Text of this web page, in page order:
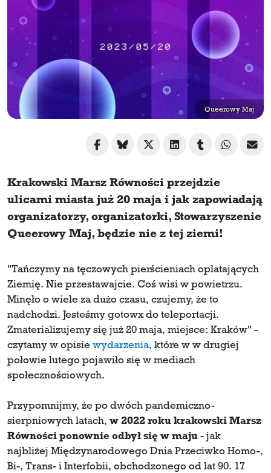
Queerowy Maj
Krakowski Marsz Równości przejdzie
ulicami miasta już 20 maja i jak zapowiadają
organizatorzy, organizatorki, Stowarzyszenie
Queerowy Maj, będzie nie z tej ziemi!
"Tańczymy na tęczowych pierścieniach oplatających
Ziemię. Nie przestawajcie. Coś wisi w powietrzu.
Minęło o wiele za dużo czasu, czujemy, że to
nadchodzi. Jesteśmy gotowx do teleportacji.
Zmaterializujemy się już 20 maja, miejsce: Kraków" -
czytamy w opisie wydarzenia, które w w drugiej
połowie lutego pojawiło się w mediach
społecznościowych.
Przypomnijmy, że po dwóch pandemiczno-
sierpniowych latach, w 2022 roku krakowski Marsz
Równości ponownie odbył się w maju - jak
najbliżej Międzynarodowego Dnia Przeciwko Homo-,
Bi-, Trans- i Interfobii, obchodzonego od lat 90. 17